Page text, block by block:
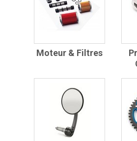
Moteur & Filtres